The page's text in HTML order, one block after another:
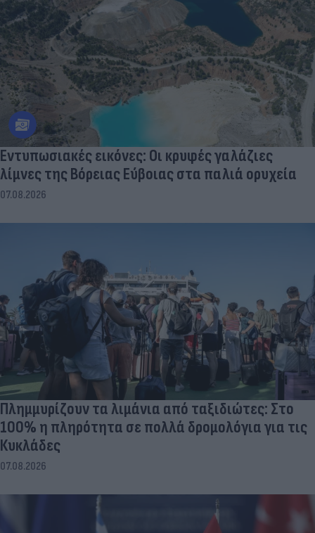
Εντυπωσιακές εικόνες: Οι κρυφές γαλάζιες
λίμνες της Βόρειας Εύβοιας στα παλιά ορυχεία
07.08.2026
Πλημμυρίζουν τα λιμάνια από ταξιδιώτες: Στο
100% η πληρότητα σε πολλά δρομολόγια για τις
Κυκλάδες
07.08.2026